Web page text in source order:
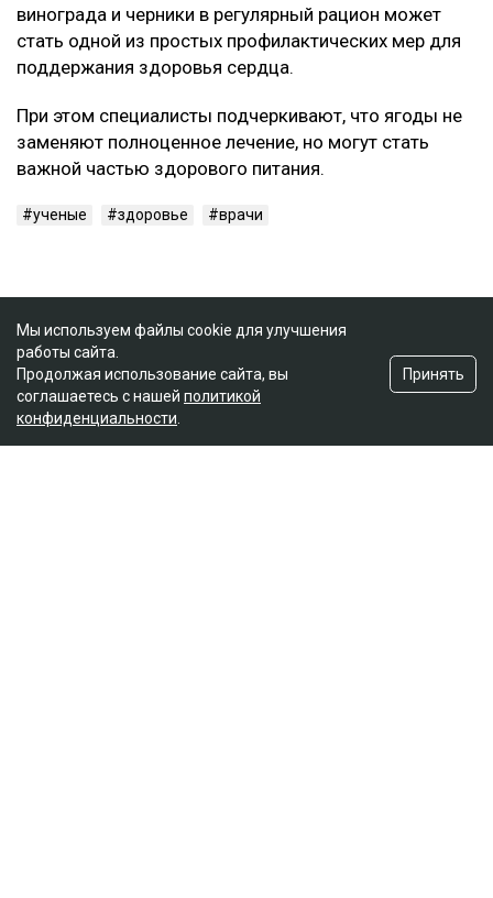
винограда и черники в регулярный рацион может
стать одной из простых профилактических мер для
поддержания здоровья сердца.
При этом специалисты подчеркивают, что ягоды не
заменяют полноценное лечение, но могут стать
важной частью здорового питания.
ученые здоровье врачи
Мы используем файлы cookie для улучшения
работы сайта.
Продолжая использование сайта, вы
соглашаетесь с нашей политикой
конфиденциальности
Принять